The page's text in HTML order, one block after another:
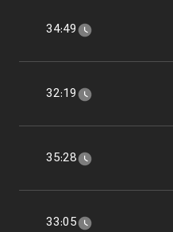
34:49
32:19
35:28
33:05